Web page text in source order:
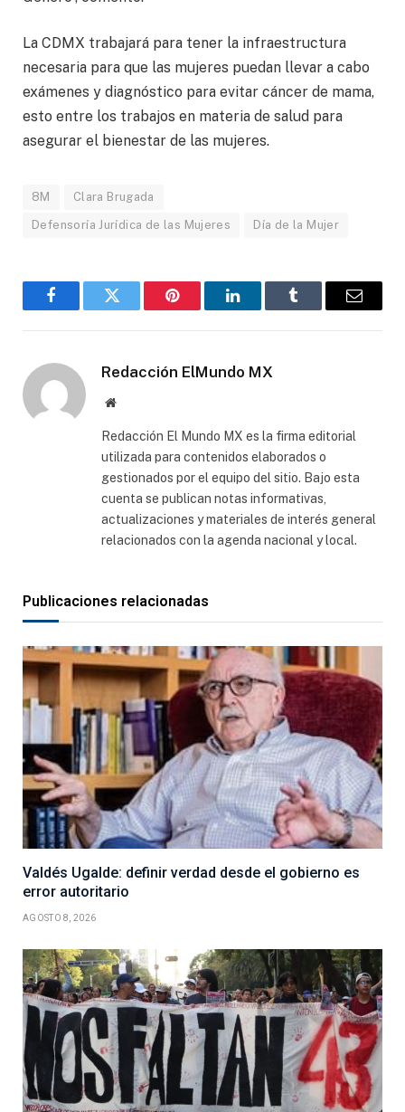
La CDMX trabajará para tener la infraestructura
necesaria para que las mujeres puedan llevar a cabo
exámenes y diagnóstico para evitar cáncer de mama,
esto entre los trabajos en materia de salud para
asegurar el bienestar de las mujeres.
8M Clara Brugada
Defensoría Jurídica de las Mujeres Día de la Mujer
FacebookGorjeo Pinterest LinkedInTumblr
Correo
Redacción ElMundo MX
Sitio
Redacción El Mundo MX es la firma editorial
utilizada para contenidos elaborados o
gestionados por el equipo del sitio. Bajo esta
cuenta se publican notas informativas,
actualizaciones y materiales de interés general
relacionados con la agenda nacional y local.
Publicaciones relacionadas
Valdés Ugalde: definir verdad desde el gobierno es
error autoritario
AGOSTO 8, 2026